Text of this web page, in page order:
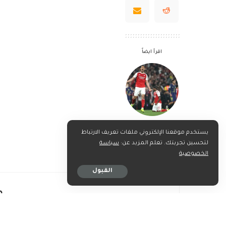
اقرأ ايضاً
بإمكانه الفوز
«بالثنائية»
يستخدم موقعنا الإلكتروني ملفات تعريف الارتباط
لتحسين تجربتك. تعلم المزيد عن: سياسة
الخصوصية
القبول